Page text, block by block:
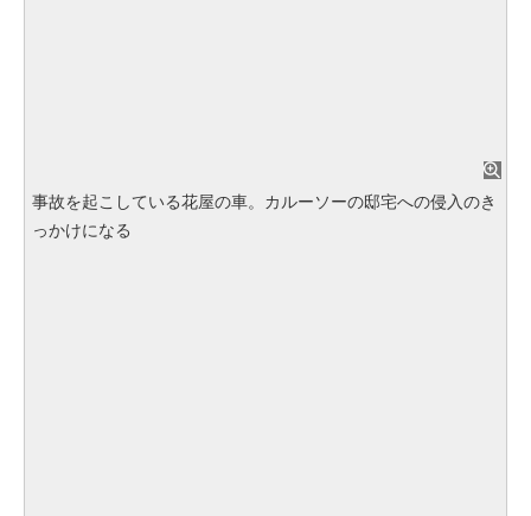
事故を起こしている花屋の車。カルーソーの邸宅への侵入のき
っかけになる